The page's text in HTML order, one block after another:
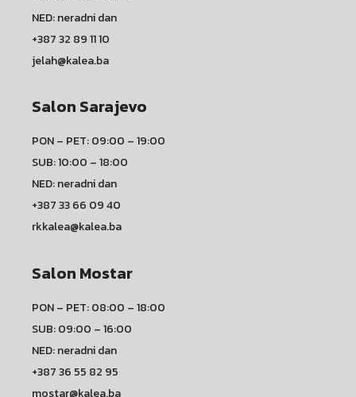
NED: neradni dan
+387 32 89 11 10
jelah@kalea.ba
Salon Sarajevo
PON – PET: 09:00 – 19:00
SUB: 10:00 – 18:00
NED: neradni dan
+387 33 66 09 40
rkkalea@kalea.ba
Salon Mostar
PON – PET: 08:00 – 18:00
SUB: 09:00 – 16:00
NED: neradni dan
+387 36 55 82 95
mostar@kalea.ba